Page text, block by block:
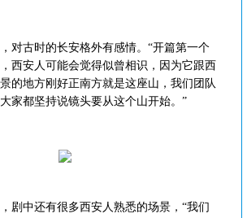
古时的长安格外有感情。“开篇第一个
西安人可能会觉得似曾相识，因为它跟西
的地方刚好正南方就是这座山，我们团队
家都坚持说镜头要从这个山开始。”
中还有很多西安人熟悉的场景，“我们